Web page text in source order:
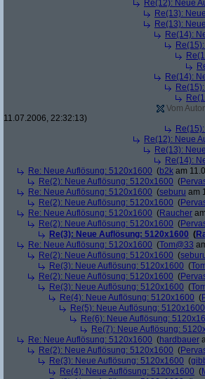
Re(12): Neue
Re(13):
Re(13):
Re(14):
Re(14):
Vom
11.07.2006, 22:32:13)
Re(12): Neue
Re(13):
Re(14):
Re: Neue Auflösung: 5120x1600 (b2k am
Re(2): Neue Auflösung: 5120x1600 (
Re: Neue Auflösung: 5120x1600 (seburu am
Re(2): Neue Auflösung: 5120x1600 (
Re: Neue Auflösung: 5120x1600 (Raucher
Re(2): Neue Auflösung: 5120x1600 (
Re(3): Neue Auflösung: 5120x1600 (
Re: Neue Auflösung: 5120x1600 (Tom@33
Re(2): Neue Auflösung: 5120x1600 (
Re(3): Neue Auflösung: 5120x1600 (
Re(2): Neue Auflösung: 5120x1600 (
Re(3): Neue Auflösung: 5120x1600 (
Re(4): Neue Auflösung: 5120x1600 (
Re(5): Neue Auflösung: 5120x1600
Re(6): Neue Auflösung:
Re(7): Neue Auflösung:
Re: Neue Auflösung: 5120x1600 (hardbauer
Re(2): Neue Auflösung: 5120x1600 (
Re(3): Neue Auflösung: 5120x1600 (
Re(4): Neue Auflösung: 5120x1600 (